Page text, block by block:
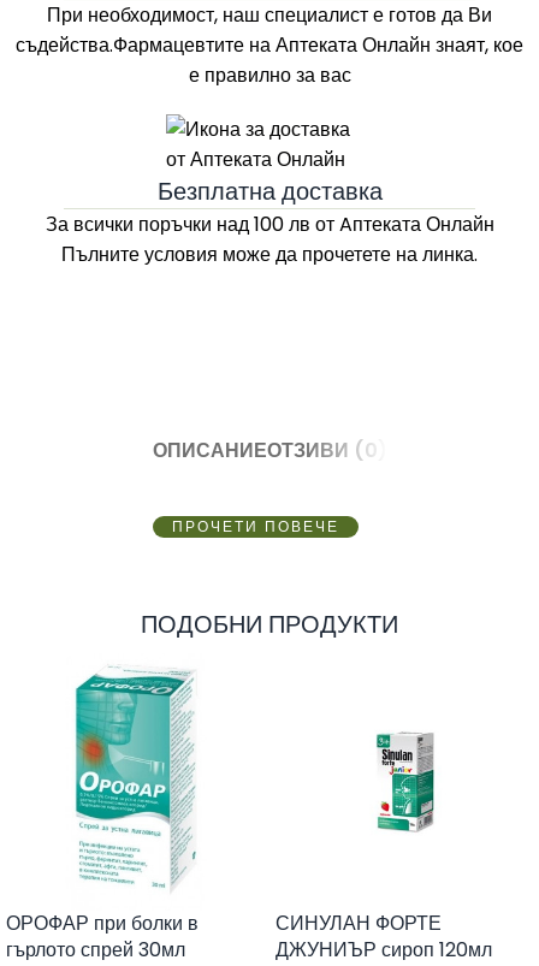
При необходимост, наш специалист е готов да Ви
съдейства.Фармацевтите наАптеката Онлайн знаят, кое
е правилно за вас
Безплатна доставка
За всички поръчки над 100 лв от Aптеката Онлайн
Пълните условия може да прочетете на линка.
ОПИСАНИЕОТЗИВИ (0)
ПРОЧЕТИ ПОВЕЧЕ
ПОДОБНИ ПРОДУКТИ
ОРОФАР при болки в
гърлото спрей 30мл
СИНУЛАН ФОРТЕ
ДЖУНИЪР сироп 120мл